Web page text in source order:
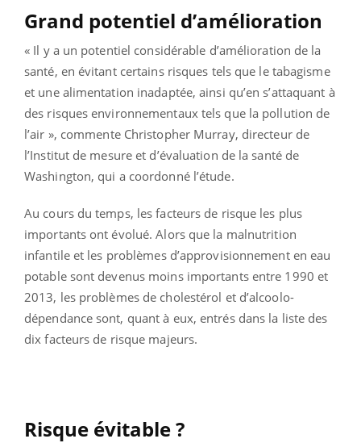
Grand potentiel d’amélioration
« Il y a un potentiel considérable d’amélioration de la
santé, en évitant certains risques tels que le tabagisme
et une alimentation inadaptée, ainsi qu’en s’attaquant à
des risques environnementaux tels que la pollution de
l’air », commente Christopher Murray, directeur de
l’Institut de mesure et d’évaluation de la santé de
Washington, qui a coordonné l’étude.
Au cours du temps, les facteurs de risque les plus
importants ont évolué. Alors que la malnutrition
infantile et les problèmes d’approvisionnement en eau
potable sont devenus moins importants entre 1990 et
2013, les problèmes de cholestérol et d’alcoolo-
dépendance sont, quant à eux, entrés dans la liste des
dix facteurs de risque majeurs.
Risque évitable ?